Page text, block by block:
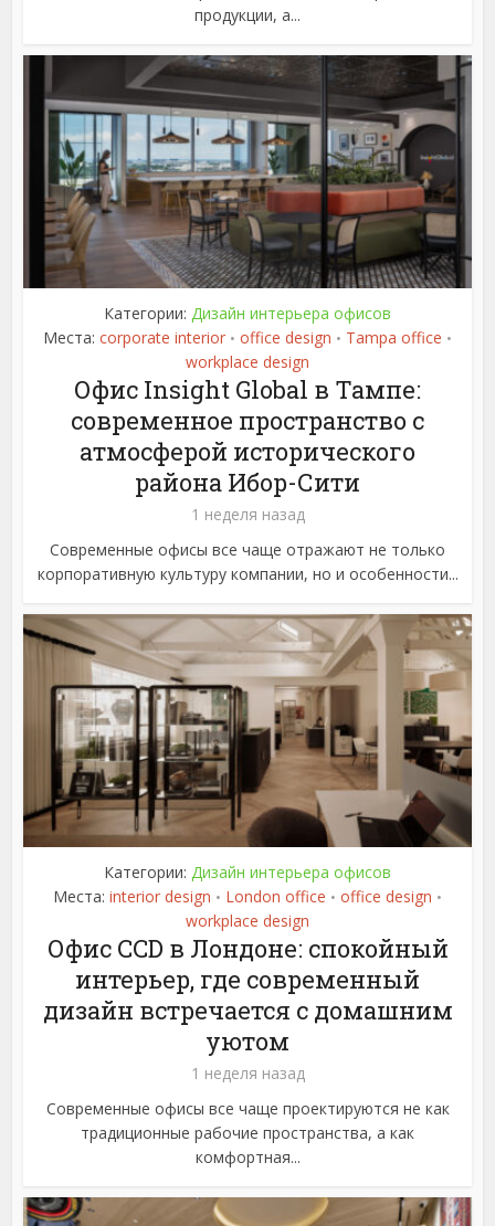
продукции, а...
Категории: Дизайн интерьера офисов
Места: corporate interior • office design • Tampa office •
workplace design
Офис Insight Global в Тампе:
современное пространство с
атмосферой исторического
района Ибор-Сити
1 неделя назад
Современные офисы все чаще отражают не только
корпоративную культуру компании, но и особенности...
Категории: Дизайн интерьера офисов
Места: interior design • London office • office design •
workplace design
Офис CCD в Лондоне: спокойный
интерьер, где современный
дизайн встречается с домашним
уютом
1 неделя назад
Современные офисы все чаще проектируются не как
традиционные рабочие пространства, а как
комфортная...